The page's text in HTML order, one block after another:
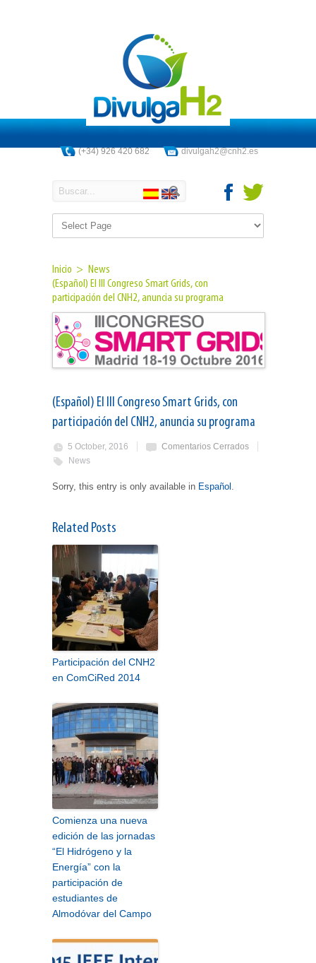
(+34) 926 420 682 divulgah2@cnh2.es
Inicio > News
(Español) El III Congreso Smart Grids, con
participación del CNH2, anuncia su programa
(Español) El III Congreso Smart Grids, con
participación del CNH2, anuncia su programa
5 October, 2016
Comentarios Cerrados
News
Sorry, this entry is only available in Español
Related Posts
Participación del CNH2
en ComCiRed 2014
Comienza una nueva
edición de las jornadas
“El Hidrógeno y la
Energía” con la
participación de
estudiantes de
Almodóvar del Campo